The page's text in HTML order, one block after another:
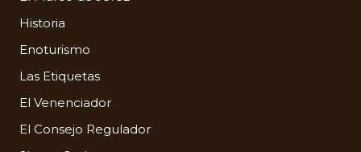
Historia
Enoturismo
Las Etiquetas
El Venenciador
El Consejo Regulador